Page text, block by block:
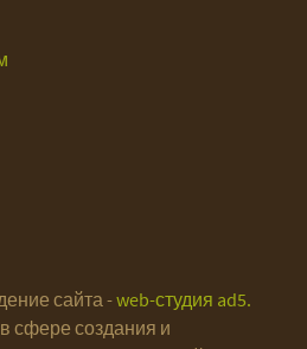
сайта -web-студия ad5.
сфере создания и